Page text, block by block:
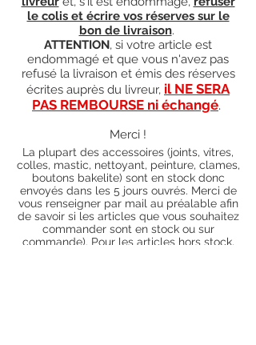
le colis et écrire vos réserves sur le
bon de livraison.
ATTENTION, si votre article est
endommagé et que vous n'avez pas
refusé la livraison et émis des réserves
écrites auprès du livreur, il NE SERA
PAS REMBOURSE ni échangé.
Merci !
La plupart des accessoires (joints, vitres,
colles, mastic, nettoyant, peinture, clames,
boutons bakelite) sont en stock donc
envoyés dans les 5 jours ouvrés. Merci de
vous renseigner par mail au préalable afin
de savoir si les articles que vous souhaitez
commander sont en stock ou sur
commande). Pour les articles hors stock,